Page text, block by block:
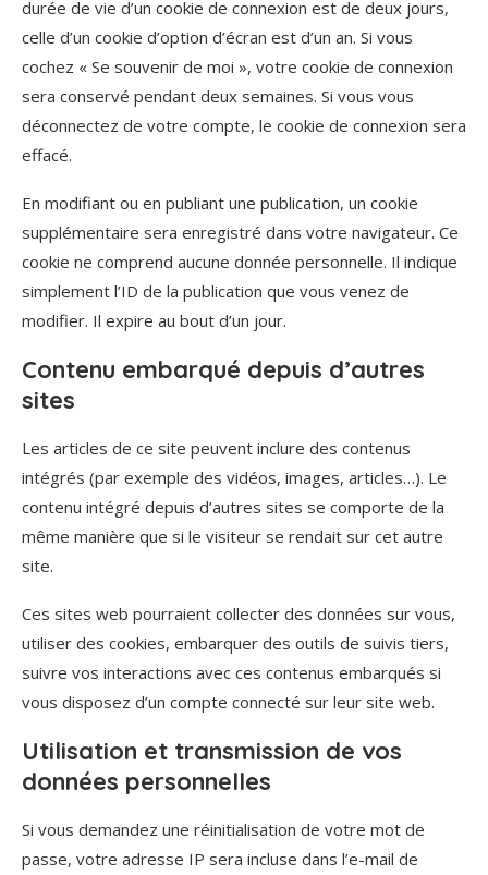
durée de vie d’un cookie de connexion est de deux jours,
celle d’un cookie d’option d’écran est d’un an. Si vous
cochez « Se souvenir de moi », votre cookie de connexion
sera conservé pendant deux semaines. Si vous vous
déconnectez de votre compte, le cookie de connexion sera
effacé.
En modifiant ou en publiant une publication, un cookie
supplémentaire sera enregistré dans votre navigateur. Ce
cookie ne comprend aucune donnée personnelle. Il indique
simplement l’ID de la publication que vous venez de
modifier. Il expire au bout d’un jour.
Contenu embarqué depuis d’autres
sites
Les articles de ce site peuvent inclure des contenus
intégrés (par exemple des vidéos, images, articles…). Le
contenu intégré depuis d’autres sites se comporte de la
même manière que si le visiteur se rendait sur cet autre
site.
Ces sites web pourraient collecter des données sur vous,
utiliser des cookies, embarquer des outils de suivis tiers,
suivre vos interactions avec ces contenus embarqués si
vous disposez d’un compte connecté sur leur site web.
Utilisation et transmission de vos
données personnelles
Si vous demandez une réinitialisation de votre mot de
passe, votre adresse IP sera incluse dans l’e-mail de